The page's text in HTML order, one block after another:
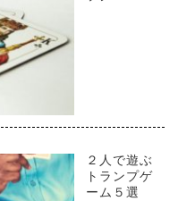
２人で遊ぶ
トランプゲ
ーム５選